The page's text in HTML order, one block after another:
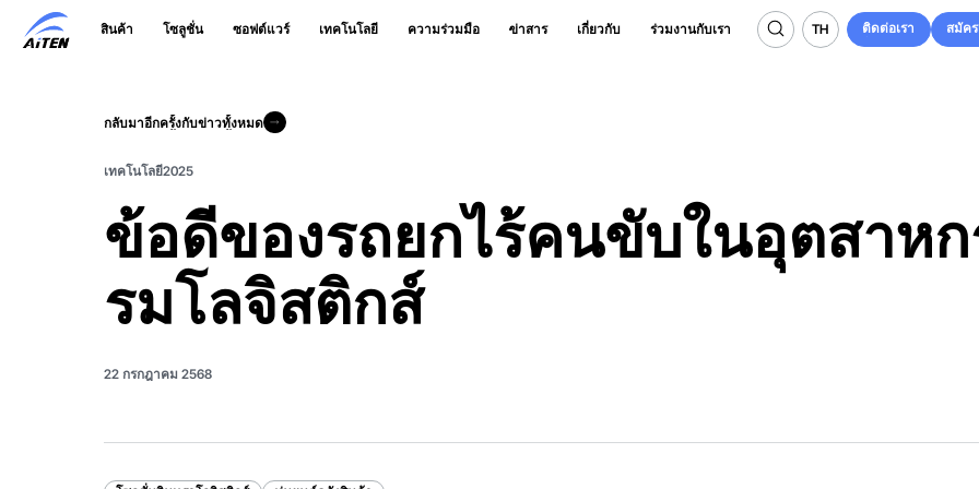
สินค้า โซลูชั่น ซอฟต์แวร์ เทคโนโลยี ความร่วมมือ ข่าสาร เกี่ยวกับ ร่วมงานกับเรา
TH
TH
ติดต่อเรา
ติดต่อเรา
สมัค
สมัค
กลับมาอีกครั้งกับข่าวทั้งหมด
เทคโนโลยี2025
ข้อดีของรถยกไร้คนขับในอุตสาห
รมโลจิสติกส์
22 กรกฎาคม 2568